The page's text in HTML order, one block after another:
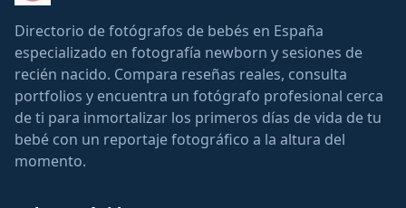
Directorio de fotógrafos de bebés en España
especializado en fotografía newborn y sesiones de
recién nacido. Compara reseñas reales, consulta
portfolios y encuentra un fotógrafo profesional cerca
de ti para inmortalizar los primeros días de vida de tu
bebé con un reportaje fotográfico a la altura del
momento.